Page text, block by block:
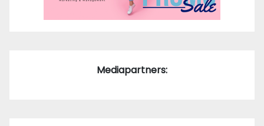
Mediapartners: